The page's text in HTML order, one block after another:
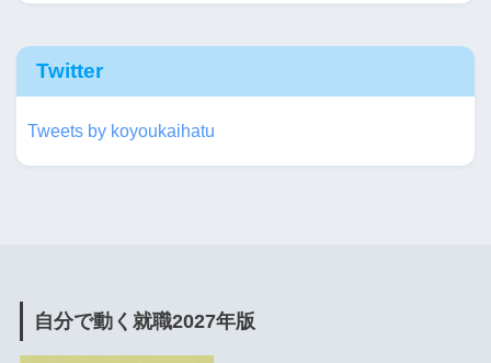
Twitter
Tweets by koyoukaihatu
自分で動く就職2027年版